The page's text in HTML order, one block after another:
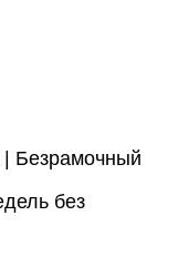
| Безрамочный
без